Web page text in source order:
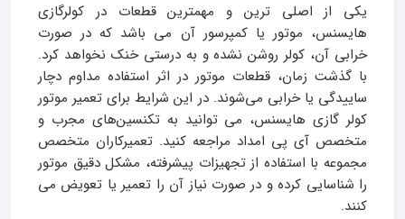
یکی از اصلی ترین و مهمترین قطعات در کولرگازی
هایسنس، موتور یا کمپرسور آن می باشد که در صورت
خرابی آن، کولر روشن نشده و به درستی خنک نخواهد کرد.
با گذشت زمان، قطعات موتور در اثر استفاده مداوم دچار
ساییدگی یا خرابی می‌شوند. در این شرایط برای تعمیر موتور
کولر گازی هایسنس، می توانید به تکنسین‌های مجرب و
متخصص آی پی امداد مراجعه کنید. تعمیرکاران متخصص
مجموعه با استفاده از تجهیزات پیشرفته، مشکل دقیق موتور
را شناسایی کرده و در صورت نیاز آن را تعمیر یا تعویض می
کنند.